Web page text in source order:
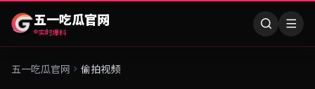
五一吃瓜官网
实时爆料
五一吃瓜官网 偷拍视频